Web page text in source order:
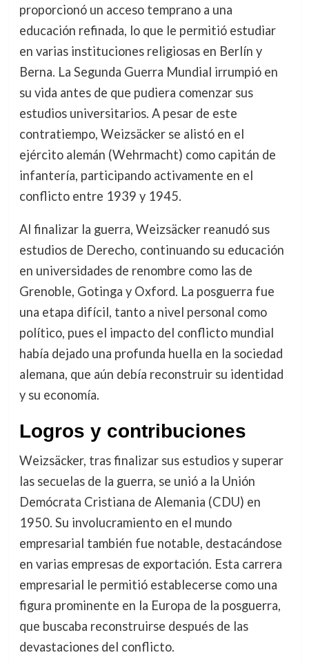
proporcionó un acceso temprano a una
educación refinada, lo que le permitió estudiar
en varias instituciones religiosas en Berlín y
Berna. La Segunda Guerra Mundial irrumpió en
su vida antes de que pudiera comenzar sus
estudios universitarios. A pesar de este
contratiempo, Weizsäcker se alistó en el
ejército alemán (Wehrmacht) como capitán de
infantería, participando activamente en el
conflicto entre 1939 y 1945.
Al finalizar la guerra, Weizsäcker reanudó sus
estudios de Derecho, continuando su educación
en universidades de renombre como las de
Grenoble, Gotinga y Oxford. La posguerra fue
una etapa difícil, tanto a nivel personal como
político, pues el impacto del conflicto mundial
había dejado una profunda huella en la sociedad
alemana, que aún debía reconstruir su identidad
y su economía.
Logros y contribuciones
Weizsäcker, tras finalizar sus estudios y superar
las secuelas de la guerra, se unió a la Unión
Demócrata Cristiana de Alemania (CDU) en
1950. Su involucramiento en el mundo
empresarial también fue notable, destacándose
en varias empresas de exportación. Esta carrera
empresarial le permitió establecerse como una
figura prominente en la Europa de la posguerra,
que buscaba reconstruirse después de las
devastaciones del conflicto.